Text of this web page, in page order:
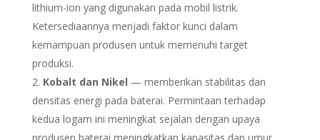
lithium-ion yang digunakan pada mobil listrik.
Ketersediaannya menjadi faktor kunci dalam
kemampuan produsen untuk memenuhi target
produksi.
Kobalt dan Nikel — memberikan stabilitas dan
densitas energi pada baterai. Permintaan terhadap
kedua logam ini meningkat sejalan dengan upaya